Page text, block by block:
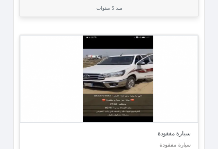
منذ 5 سنوات
سيارة مفقودة
سيارة مفقودة